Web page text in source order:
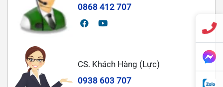
0868 412 707
CS. Khách Hàng (Lực)
0938 603 707